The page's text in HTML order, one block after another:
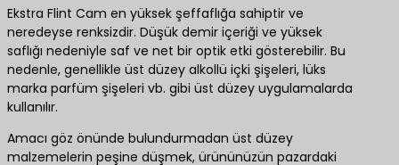
Ekstra Flint Cam en yüksek şeffaflığa sahiptir ve
neredeyse renksizdir. Düşük demir içeriği ve yüksek
saflığı nedeniyle saf ve net bir optik etki gösterebilir. Bu
nedenle, genellikle üst düzey alkollü içki şişeleri, lüks
marka parfüm şişeleri vb. gibi üst düzey uygulamalarda
kullanılır.
Amacı göz önünde bulundurmadan üst düzey
malzemelerin peşine düşmek, ürününüzün pazardaki